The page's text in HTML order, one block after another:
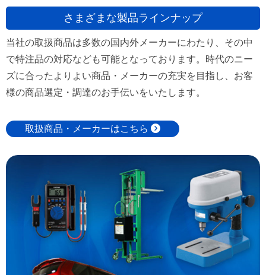
さまざまな製品ラインナップ
当社の取扱商品は多数の国内外メーカーにわたり、その中
で特注品の対応なども可能となっております。時代のニー
ズに合ったよりよい商品・メーカーの充実を目指し、お客
様の商品選定・調達のお手伝いをいたします。
取扱商品・メーカーはこちら